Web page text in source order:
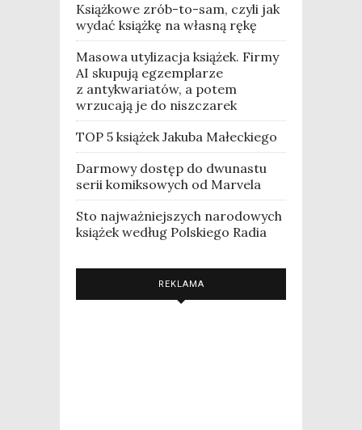
Książkowe zrób-to-sam, czyli jak
wydać książkę na własną rękę
Masowa utylizacja książek. Firmy
AI skupują egzemplarze
z antykwariatów, a potem
wrzucają je do niszczarek
TOP 5 książek Jakuba Małeckiego
Darmowy dostęp do dwunastu
serii komiksowych od Marvela
Sto najważniejszych narodowych
książek według Polskiego Radia
REKLAMA